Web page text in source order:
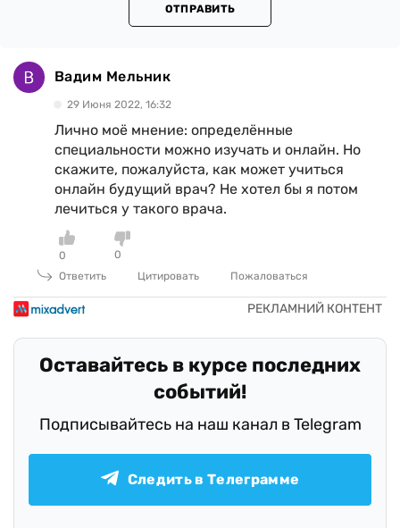
ОТПРАВИТЬ
Вадим Мельник
29 Июня 2022, 16:32
Лично моё мнение: определённые
специальности можно изучать и онлайн. Но
скажите, пожалуйста, как может учиться
онлайн будущий врач? Не хотел бы я потом
лечиться у такого врача.
0
0
Ответить
Цитировать Пожаловаться
Оставайтесь в курсе последних
событий!
Подписывайтесь на наш канал в Telegram
Следить в Телеграмме